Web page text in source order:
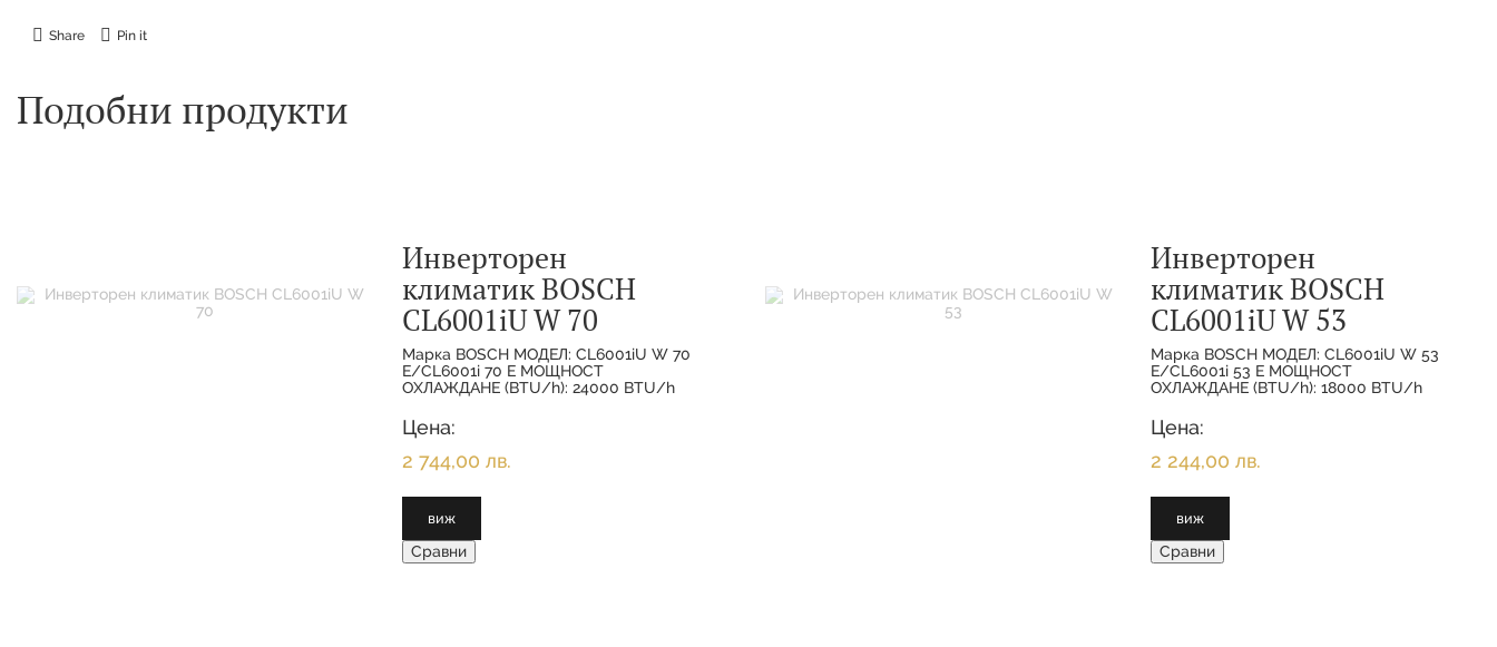
Share Pin it
Подобни продукти
Инверторен
климатик BOSCH
CL6001iU W 70
Марка BOSCH МОДЕЛ: CL6001iU W 70
E/CL6001i 70 E МОЩНОСТ
ОХЛАЖДАНЕ (BTU/h): 24000 BTU/h
7.000 KW МОЩНОСТ
ОТОПЛЕНИЕ(НОМИНАЛНА):
Цена:
2 744,00 лв.
виж
Сравни
Инверторен
климатик BOSCH
CL6001iU W 53
Марка BOSCH МОДЕЛ: CL6001iU W 53
E/CL6001i 53 E МОЩНОСТ
ОХЛАЖДАНЕ (BTU/h): 18000 BTU/h
5.300 KW МОЩНОСТ
ОТОПЛЕНИЕ(НОМИНАЛНА):
Цена:
2 244,00 лв.
виж
Сравни